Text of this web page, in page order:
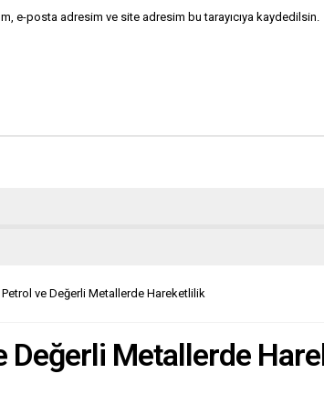
e-posta adresim ve site adresim bu tarayıcıya kaydedilsin.
ve Değerli Metallerde Hareketlilik
Değerli Metallerde